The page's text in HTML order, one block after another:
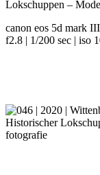
Lokschuppen –
canon eos 5d mark
f2.8 | 1/200 sec | iso